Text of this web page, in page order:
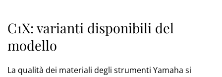
C1X: varianti disponibili del
modello
La qualità dei materiali degli strumenti Yamaha si